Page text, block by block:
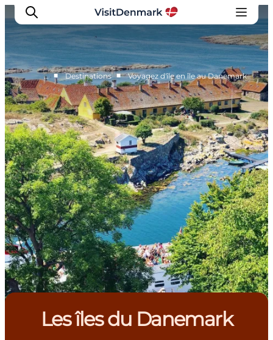
Inspirations
Destinations
Quoi faire
Hébergements
Planifiez votre voyage
… ■ Destinations ■ Voyagez d'île en île au Danemark
Les îles du Danemark